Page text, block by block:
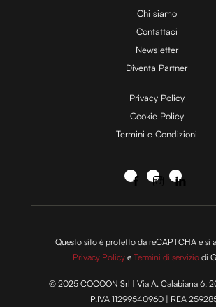
Chi siamo
Contattaci
Newsletter
Diventa Partner
Privacy Policy
Cookie Policy
Termini e Condizioni
Questo sito è protetto da reCAPTCHA e si
Privacy Policy eTermini di servizio di
© 2025 COCOON Srl | Via A. Calabiana 6,
P.IVA 11299540960 | REA